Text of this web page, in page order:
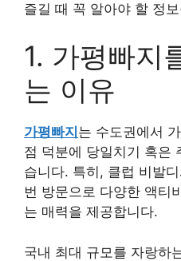
즐길 때 꼭 알아야 할 정
1. 가평빠지
는 이유
가평빠지 는 수도권에서
점 덕분에 당일치기 혹은
습니다. 특히, 클럽 비발
번 방문으로 다양한 액티
는 매력을 제공합니다.
국내 최대 규모를 자랑하